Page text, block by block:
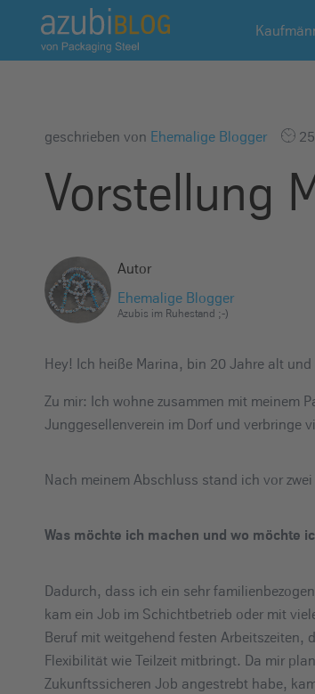
A
z
u
b
o
s
s
geschrieben von Ehemalige Blogger
Vorstellung
Autor
Ehemalige Blogger
Azubis im Ruhestand ;-)
Hey! Ich heiße Marina, bin 20 Jahre alt
Zu mir: Ich wohne zusammen mit meinem
Junggesellenverein im Dorf und verbringe
Nach meinem Abschluss stand ich vor
Was möchte ich machen und wo möchte
Dadurch, dass ich ein sehr
kam ein Job im Schichtbetrieb oder mit
Beruf mit weitgehend festen Arbeitszeiten,
Flexibilität wie Teilzeit mitbringt. Da mir
Zukunftssicheren Job angestrebt habe,